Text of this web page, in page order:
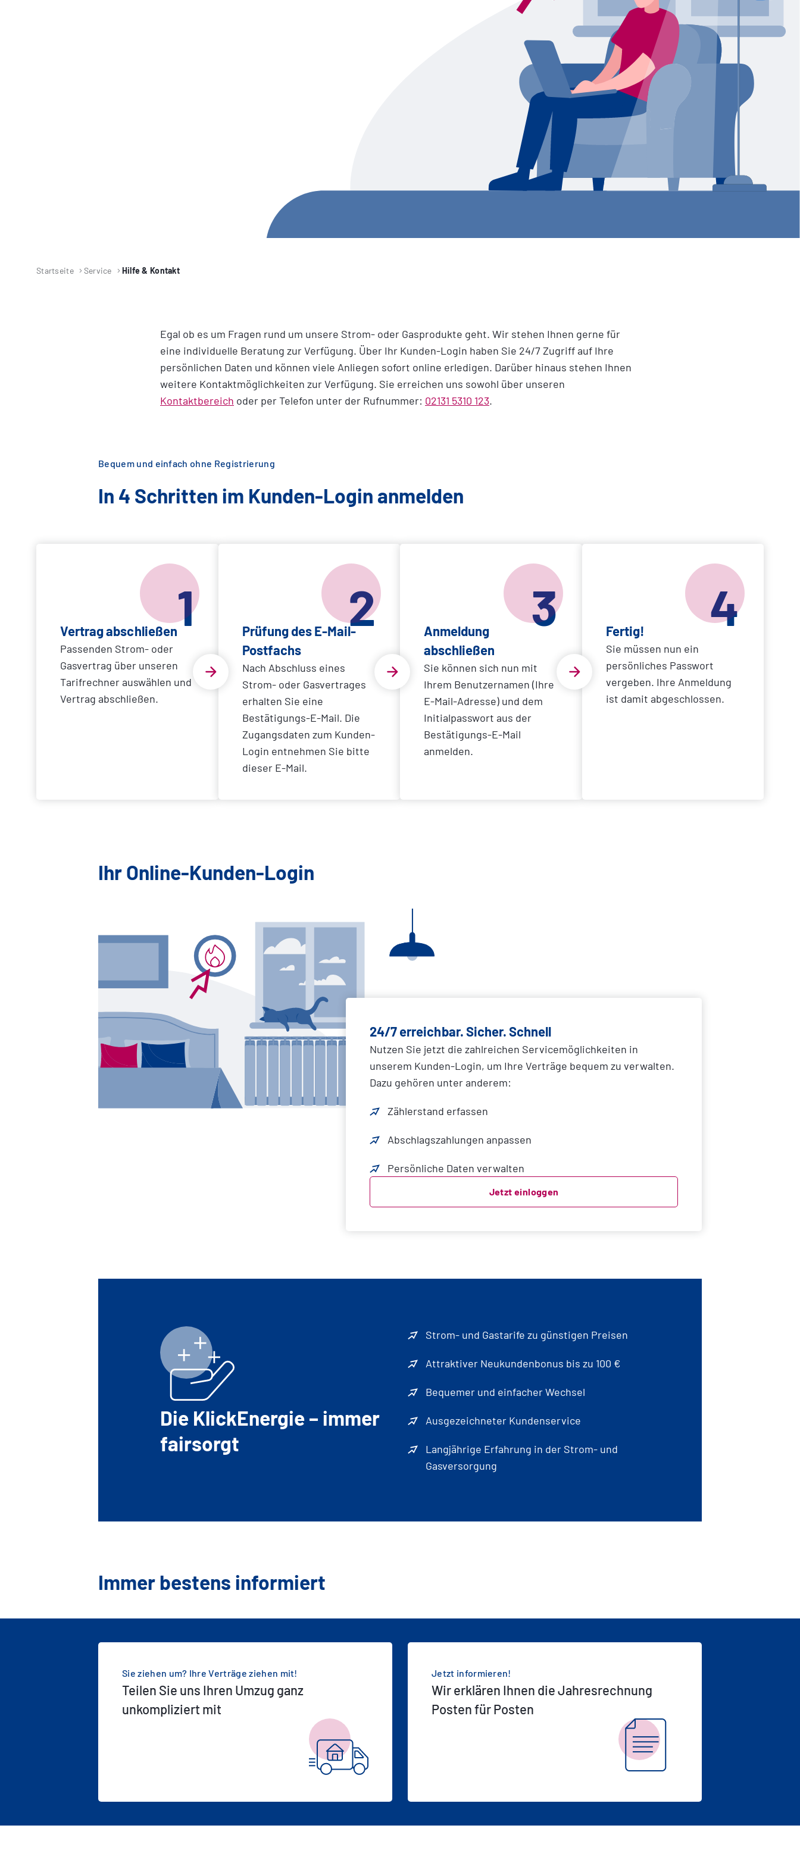
Startseite Service Hilfe & Kontakt
Egal ob es um Fragen rund um unsere Strom- oder Gasprodukte geht. Wir stehen Ihnen gerne für
eine individuelle Beratung zur Verfügung. Über Ihr Kunden-Login haben Sie 24/7 Zugriff auf Ihre
persönlichen Daten und können viele Anliegen sofort online erledigen. Darüber hinaus stehen Ihnen
weitere Kontaktmöglichkeiten zur Verfügung. Sie erreichen uns sowohl über unseren
Kontaktbereich oder per Telefon unter der Rufnummer: 02131 5310 123.
Bequem und einfach ohne Registrierung
In 4 Schritten im Kunden-Login anmelden
1
Vertrag abschließen
Passenden Strom- oder
Gasvertrag über unseren
Tarifrechner auswählen und
Vertrag abschließen.
2
Prüfung des E-Mail-
Postfachs
Nach Abschluss eines
Strom- oder Gasvertrages
erhalten Sie eine
Bestätigungs-E-Mail. Die
Zugangsdaten zum Kunden-
Login entnehmen Sie bitte
dieser E-Mail.
3
Anmeldung
abschließen
Sie können sich nun mit
Ihrem Benutzernamen (Ihre
E-Mail-Adresse) und dem
Initialpasswort aus der
Bestätigungs-E-Mail
anmelden.
4
Fertig!
Sie müssen nun ein
persönliches Passwort
vergeben. Ihre Anmeldung
ist damit abgeschlossen.
Ihr Online-Kunden-Login
24/7 erreichbar. Sicher. Schnell
Nutzen Sie jetzt die zahlreichen Servicemöglichkeiten in
unserem Kunden-Login, um Ihre Verträge bequem zu verwalten.
Dazu gehören unter anderem:
Zählerstand erfassen
Abschlagszahlungen anpassen
Persönliche Daten verwalten
Jetzt einloggen
Die KlickEnergie – immer
fairsorgt
Strom- und Gastarife zu günstigen Preisen
Attraktiver Neukundenbonus bis zu 100 €
Bequemer und einfacher Wechsel
Ausgezeichneter Kundenservice
Langjährige Erfahrung in der Strom- und
Gasversorgung
Immer bestens informiert
Sie ziehen um? Ihre Verträge ziehen mit!
Teilen Sie uns Ihren Umzug ganz
unkompliziert mit
Jetzt informieren!
Wir erklären Ihnen die Jahresrechnung
Posten für Posten